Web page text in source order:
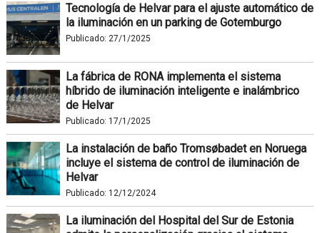
Tecnología de Helvar para el ajuste automático de
la iluminación en un parking de Gotemburgo
Publicado: 27/1/2025
La fábrica de RONA implementa el sistema
híbrido de iluminación inteligente e inalámbrico
de Helvar
Publicado: 17/1/2025
La instalación de baño Tromsøbadet en Noruega
incluye el sistema de control de iluminación de
Helvar
Publicado: 12/12/2024
La iluminación del Hospital del Sur de Estonia